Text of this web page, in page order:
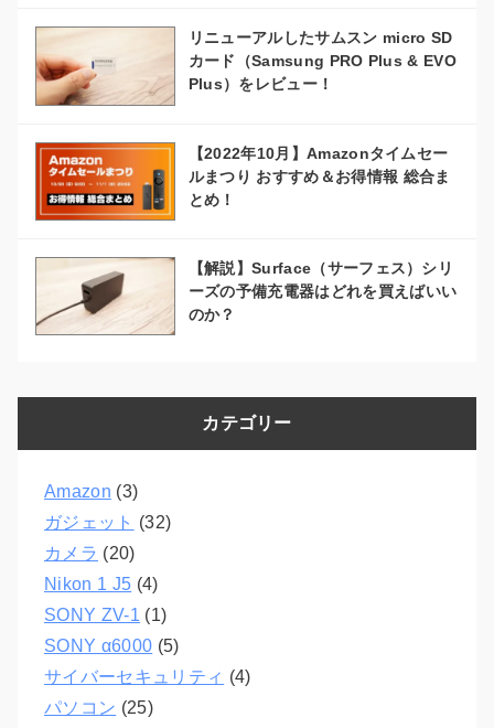
リニューアルしたサムスン micro SD
カード（Samsung PRO Plus & EVO
Plus）をレビュー！
【2022年10月】Amazonタイムセー
ルまつり おすすめ＆お得情報 総合ま
とめ！
【解説】Surface（サーフェス）シリ
ーズの予備充電器はどれを買えばいい
のか？
カテゴリー
Amazon (3)
ガジェット (32)
カメラ (20)
Nikon 1 J5 (4)
SONY ZV-1 (1)
SONY α6000 (5)
サイバーセキュリティ (4)
パソコン (25)